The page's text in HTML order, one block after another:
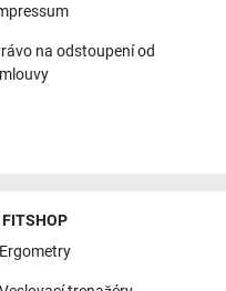
na odstoupení od
Ergometry